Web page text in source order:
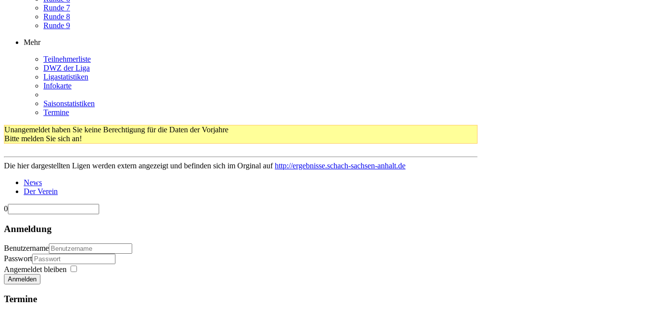
Runde 7
Runde 8
Runde 9
Mehr
Teilnehmerliste
DWZ der Liga
Ligastatistiken
Infokarte
Saisonstatistiken
Termine
Unangemeldet haben Sie keine Berechtigung für die Daten der Vorjahre
Bitte melden Sie sich an!
Die hier dargestellten Ligen werden extern angezeigt und befinden sich im Orginal aufhttp://ergebnisse.schach-sachsen-anhalt.de
News
Der Verein
0
Anmeldung
Benutzername
Passwort
Angemeldet bleiben
Anmelden
Termine